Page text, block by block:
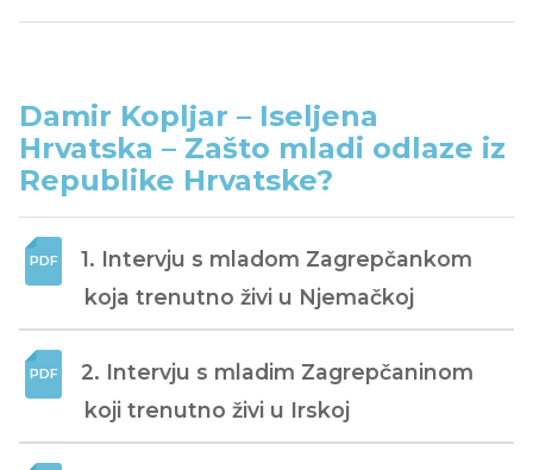
Damir Kopljar – Iseljena
Hrvatska – Zašto mladi odlaze iz
Republike Hrvatske?
1. Intervju s mladom Zagrepčankom
koja trenutno živi u Njemačkoj
2. Intervju s mladim Zagrepčaninom
koji trenutno živi u Irskoj